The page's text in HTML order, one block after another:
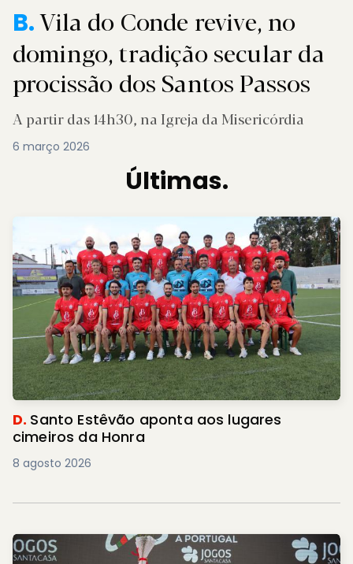
B.Vila do Conde revive, no
domingo, tradição secular da
procissão dos Santos Passos
A partir das 14h30, na Igreja da Misericórdia
6 março 2026
Últimas.
D. Santo Estêvão aponta aos lugares
cimeiros da Honra
8 agosto 2026